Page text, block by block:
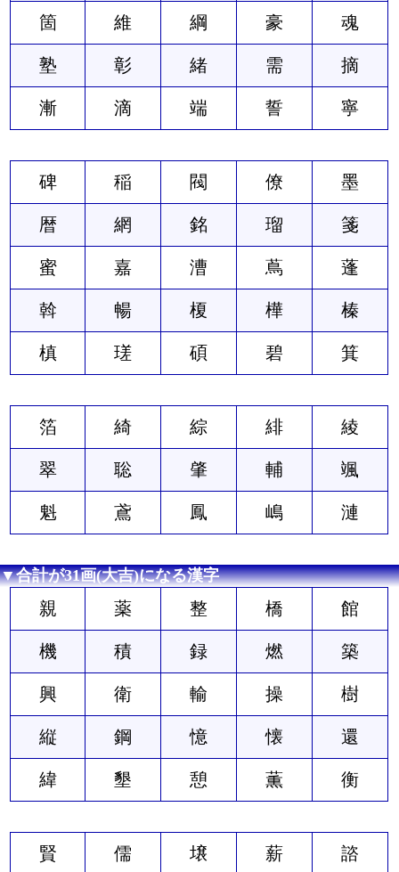
箇 維 綱 豪 魂
塾 彰 緒 需 摘
漸 滴 端 誓 寧
碑 稲 閥 僚 墨
暦 網 銘 瑠 箋
蜜 嘉 漕 蔦 蓬
斡 暢 榎 樺 榛
槙 瑳 碩 碧 箕
箔 綺 綜 緋 綾
翠 聡 肇 輔 颯
魁 鳶 鳳 嶋 漣
▼合計が31画(大吉)になる漢字
親 薬 整 橋 館
機 積 録 燃 築
興 衛 輸 操 樹
縦 鋼 憶 懐 還
緯 墾 憩 薫 衡
賢 儒 壌 薪 諮